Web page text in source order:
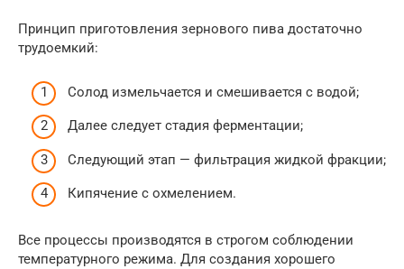
Принцип приготовления зернового пива достаточно
трудоемкий:
Солод измельчается и смешивается с водой;
Далее следует стадия ферментации;
Следующий этап — фильтрация жидкой фракции;
Кипячение с охмелением.
Все процессы производятся в строгом соблюдении
температурного режима. Для создания хорошего